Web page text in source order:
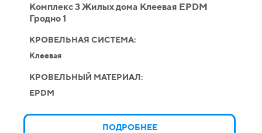
Комплекс 3 Жилых дома Клеевая EPDM
Гродно 1
КРОВЕЛЬНАЯ СИСТЕМА:
Клеевая
КРОВЕЛЬНЫЙ МАТЕРИАЛ:
EPDM
ПОДРОБНЕЕ